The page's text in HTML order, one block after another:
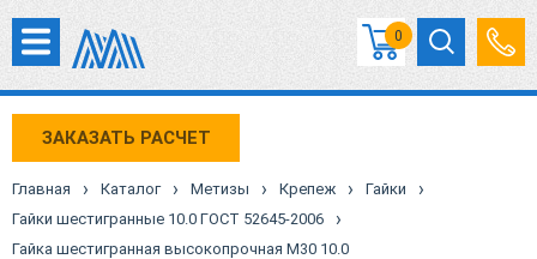
0
ЗАКАЗАТЬ РАСЧЕТ
Главная › Каталог › Метизы › Крепеж › Гайки ›
Гайки шестигранные 10.0 ГОСТ 52645-2006 ›
Гайка шестигранная высокопрочная М30 10.0